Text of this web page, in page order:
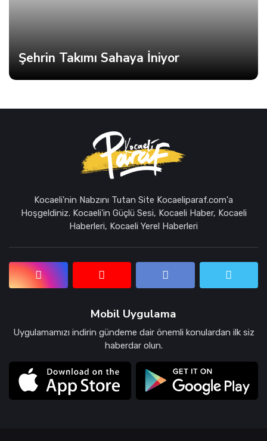
Şehrin Takımı Sahaya İniyor
Kocaeli'nin Nabzını Tutan Site Kocaeliparaf.com'a
Hoşgeldiniz. Kocaeli'in Güçlü Sesi, Kocaeli Haber, Kocaeli
Haberleri, Kocaeli Yerel Haberleri
Mobil Uygulama
Uygulamamızı indirin gündeme dair önemli konulardan ilk siz
haberdar olun.